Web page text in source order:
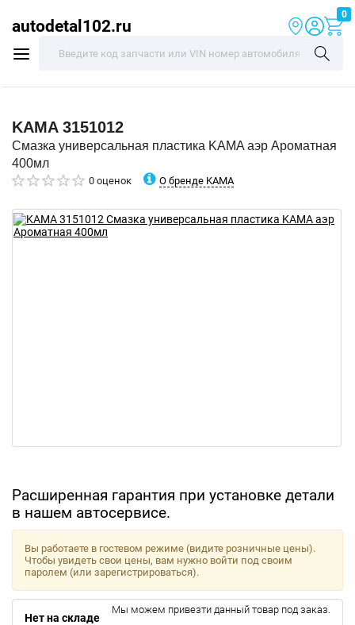
autodetal102.ru
0
KAMA 3151012
Смазка универсальная пластика KAMA аэр Ароматная
400мл
0 оценок О бренде KAMA
Расширенная гарантия при установке детали
в нашем автосервисе.
Вы работаете в гостевом режиме (видите розничные цены).
Чтобы увидеть свои цены, вам нужно войти под своим
паролем (или зарегистрироваться).
Нет на складе
Мы можем привезти данный товар под заказ.